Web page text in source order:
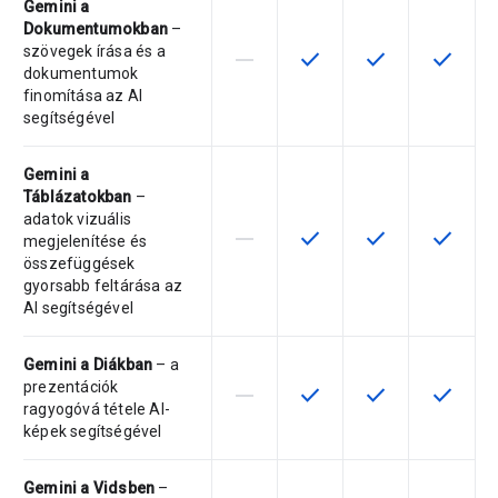
Gemini a
Dokumentumokban –
szövegek írása és a
dokumentumok
finomítása az AI
segítségével
Ez a termékváltozat nem
horizontal_rule Ez a funkció az adott
check Ez a funkció az
check Ez a
check
Gemini a
Táblázatokban –
adatok vizuális
megjelenítése és
összefüggések
gyorsabb feltárása az
AI segítségével
Ez a termékváltozat nem
horizontal_rule Ez a funkció az adott
check Ez a funkció az
check Ez a
check
Gemini a Diákban – a
prezentációk
ragyogóvá tétele AI-
képek segítségével
Ez a termékváltozat nem
horizontal_rule Ez a funkció az adott
check Ez a funkció az
check Ez a
check
Gemini a Vidsben –